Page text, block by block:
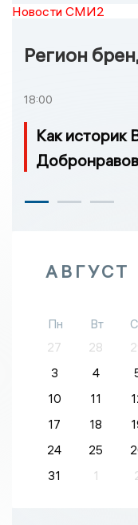
Новости СМИ2
Регион
18:00
Как историк
АВГУСТ
Пн Вт
27
28
3
4
10
11
17
18
24
25
31
1